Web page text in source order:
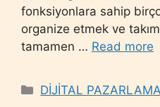
fonksiyonlara sahip
organize etmek ve
tamamen … Read more
Categories
DİJİTAL PAZARLAMA